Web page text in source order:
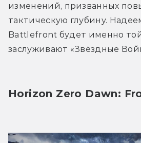
изменений, призванных
тактическую глубину.
Battlefront будет именно
заслуживают «Звёздные
Horizon Zero Dawn: